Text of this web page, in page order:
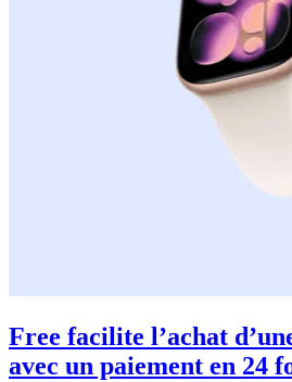
Free facilite l’achat
avec un paiement en 24